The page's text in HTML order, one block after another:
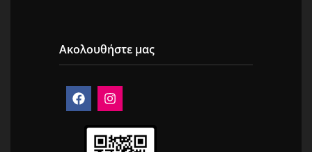
Ακολουθήστε μας